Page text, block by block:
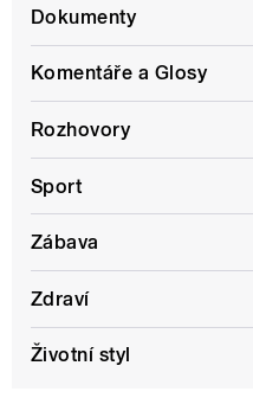
Dokumenty
Komentáře a Glosy
Rozhovory
Sport
Zábava
Zdraví
Životní styl